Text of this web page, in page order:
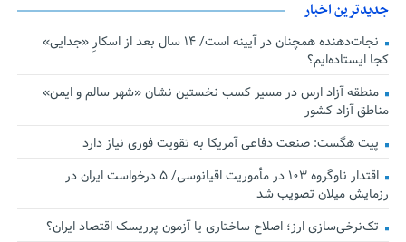
جدیدترین اخبار
نجات‌دهنده‌ همچنان در آیینه است/ ۱۴ سال بعد از اسکارِ «جدایی»
کجا ایستاده‌ایم؟
منطقه آزاد ارس در مسیر کسب نخستین نشان «شهر سالم و ایمن»
مناطق آزاد کشور
پیت هگست: صنعت دفاعی آمریکا به تقویت فوری نیاز دارد
اقتدار ناوگروه ۱۰۳ در مأموریت‌ اقیانوسی/ ۵ درخواست ایران در
رزمایش میلان تصویب شد
تک‌نرخی‌سازی ارز؛ اصلاح ساختاری یا آزمون پرریسک اقتصاد ایران؟